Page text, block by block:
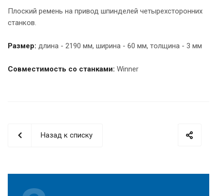
Плоский ремень на привод шпинделей четырехсторонних
станков.
Размер: длина - 2190 мм, ширина - 60 мм, толщина - 3 мм
Совместимость со станками: Winner
Назад к списку